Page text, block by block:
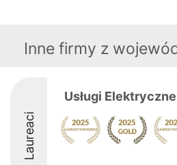
Inne firmy z
Laureaci
Usługi Elektryczne